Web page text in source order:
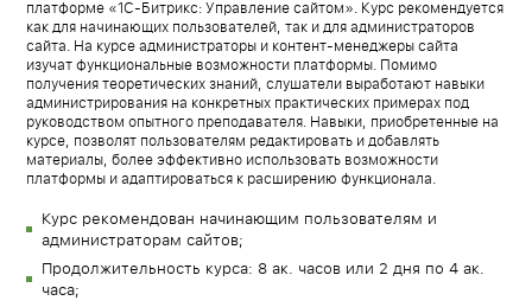
платформе «1С-Битрикс: Управление сайтом». Курс рекомендуется
как для начинающих пользователей, так и для администраторов
сайта. На курсе администраторы и контент-менеджеры сайта
изучат функциональные возможности платформы. Помимо
получения теоретических знаний, слушатели выработают навыки
администрирования на конкретных практических примерах под
руководством опытного преподавателя. Навыки, приобретенные на
курсе, позволят пользователям редактировать и добавлять
материалы, более эффективно использовать возможности
платформы и адаптироваться к расширению функционала.
Курс рекомендован начинающим пользователям и
администраторам сайтов;
Продолжительность курса: 8 ак. часов или 2 дня по 4 ак.
часа;